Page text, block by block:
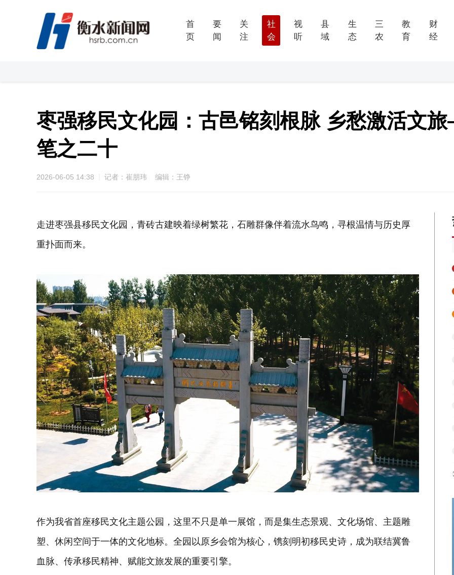
首
页
要
闻
关
注
社
会
视
听
县
域
生
态
三
农
教
育
财
经
枣强移民文化园：古邑铭刻根脉 乡愁激活文
笔之二十
2026-06-05 14:38 记者：崔朋玮 编辑：王铮
走进枣强县移民文化园，青砖古建映着绿树繁花，石雕群像伴着流水鸟鸣，寻根温情与历史厚
重扑面而来。
作为我省首座移民文化主题公园，这里不只是单一展馆，而是集生态景观、文化场馆、主题雕
塑、休闲空间于一体的文化地标。全园以原乡会馆为核心，镌刻明初移民史诗，成为联结冀鲁
血脉、传承移民精神、赋能文旅发展的重要引擎。